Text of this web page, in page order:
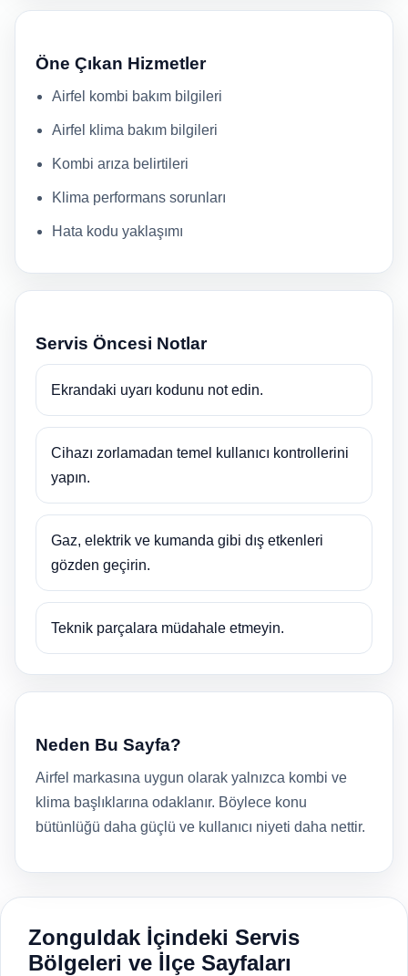
Öne Çıkan Hizmetler
Airfel kombi bakım bilgileri
Airfel klima bakım bilgileri
Kombi arıza belirtileri
Klima performans sorunları
Hata kodu yaklaşımı
Servis Öncesi Notlar
Ekrandaki uyarı kodunu not edin.
Cihazı zorlamadan temel kullanıcı kontrollerini
yapın.
Gaz, elektrik ve kumanda gibi dış etkenleri
gözden geçirin.
Teknik parçalara müdahale etmeyin.
Neden Bu Sayfa?
Airfel markasına uygun olarak yalnızca kombi ve
klima başlıklarına odaklanır. Böylece konu
bütünlüğü daha güçlü ve kullanıcı niyeti daha nettir.
Zonguldak İçindeki Servis
Bölgeleri ve İlçe Sayfaları